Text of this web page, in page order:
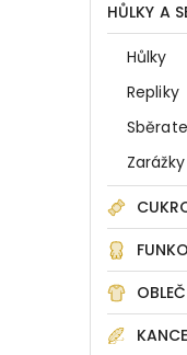
HŮLKY A
Hůlky
Repliky